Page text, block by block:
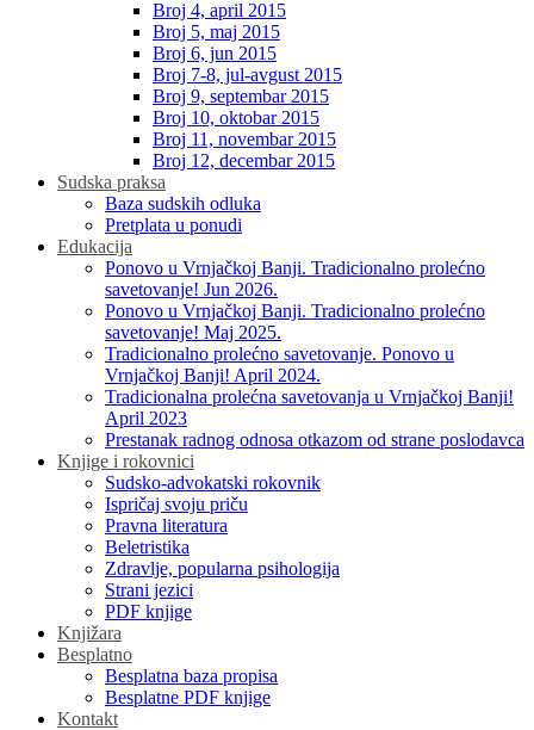
Broj 4, april 2015
Broj 5, maj 2015
Broj 6, jun 2015
Broj 7-8, jul-avgust 2015
Broj 9, septembar 2015
Broj 10, oktobar 2015
Broj 11, novembar 2015
Broj 12, decembar 2015
Sudska praksa
Baza sudskih odluka
Pretplata u ponudi
Edukacija
Ponovo u Vrnjačkoj Banji. Tradicionalno prolećno
savetovanje! Jun 2026.
Ponovo u Vrnjačkoj Banji. Tradicionalno prolećno
savetovanje! Maj 2025.
Tradicionalno prolećno savetovanje. Ponovo u
Vrnjačkoj Banji! April 2024.
Tradicionalna prolećna savetovanja u Vrnjačkoj Banji!
April 2023
Prestanak radnog odnosa otkazom od strane poslodavca
Knjige i rokovnici
Sudsko-advokatski rokovnik
Ispričaj svoju priču
Pravna literatura
Beletristika
Zdravlje, popularna psihologija
Strani jezici
PDF knjige
Knjižara
Besplatno
Besplatna baza propisa
Besplatne PDF knjige
Kontakt